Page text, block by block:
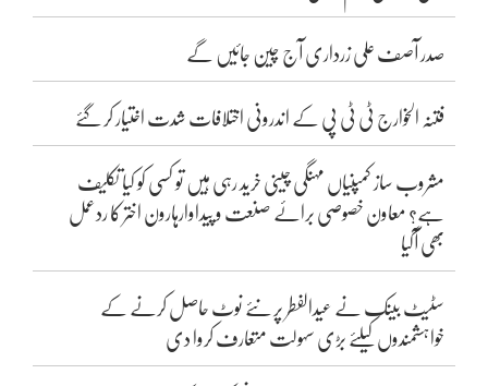
صدر آصف علی زرداری آج چین جائیں گے
فتنہ الخوارج ٹی ٹی پی کے اندرونی اختلافات شدت اختیار کر گئے
مشروب ساز کمپنیاں مہنگی چینی خرید رہی ہیں تو کسی کو کیا تکلیف
ہے؟ معاون خصوصی برائے صنعت و پیداوارہارون اختر کا ردعمل
بھی آگیا
سٹیٹ بینک نے عیدالفطر پر نئے نوٹ حاصل کرنے کے
خواہشمندوں کیلئے بڑی سہولت متعارف کروا دی